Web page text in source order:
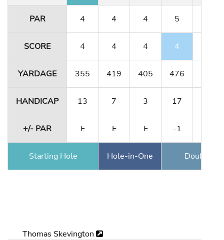
PAR 4 4 4 5
SCORE 4 4 4 4
YARDAGE 355 419 405 476
HANDICAP 13 7 3 17
+/- PAR E E E -1
Starting Hole Hole-in-One Double
Thomas Skevington